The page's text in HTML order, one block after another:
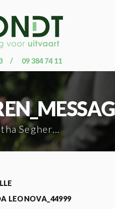
09 384 74 11
LEONOVA_44999